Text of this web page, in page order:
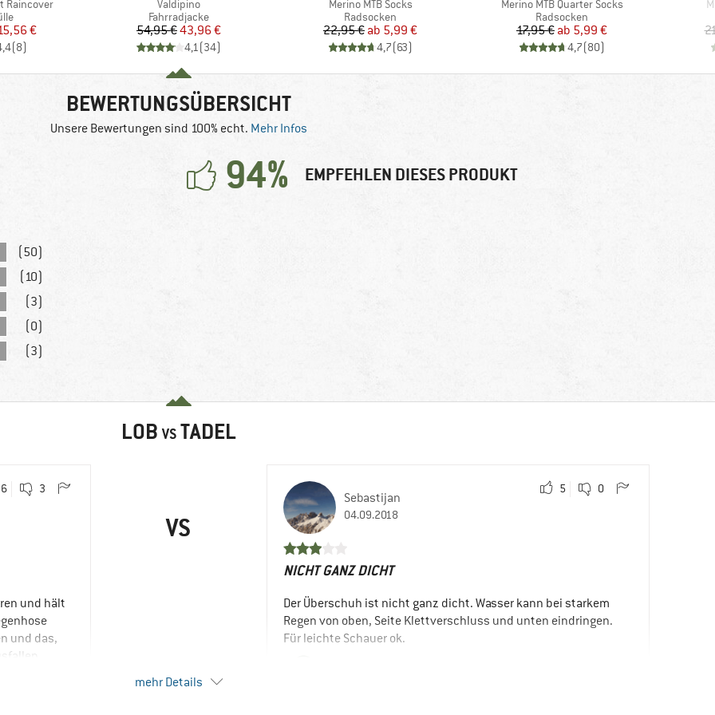
Raincover
Preis
€
(8)
Artikel
Valdipino
Produktgruppe
Fahrradjacke
Preis
54,95 €reduzierter Preis
43,96 €
4,1(34)
Artikel
Merino MTB Socks
Produktgruppe
Radsocken
Preis
22,95 € reduzierter Preis
ab 5,99 €
4,7(63)
Artikel
Merino MTB Quarter Socks
Produktgruppe
Radsocken
Preis
17,95 € reduzierter Preis
ab 5,99 €
4,7(80)
BEWERTUNGSÜBERSICHT
Unsere Bewertungen sind 100% echt. Mehr Infos
94% EMPFEHLEN DIESES PRODUKT
(50)
(10)
(3)
(0)
(3)
LOB VS TADEL
6 3
und hält
und das,
auf.
VS
Sebastijan
04.09.2018
5 0
NICHT GANZ DICHT
Der Überschuh ist nicht ganz dicht. Wasser kann bei starkem
Regen von oben, Seite Klettverschluss und unten eindringen.
Für leichte Schauer ok.
mehr Details